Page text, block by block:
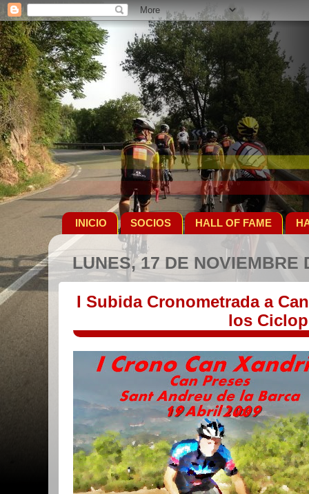
INICIO SOCIOS HALL OF FAME
LUNES, 17 DE NOVIEMBRE
I Subida Cronometrada a
los